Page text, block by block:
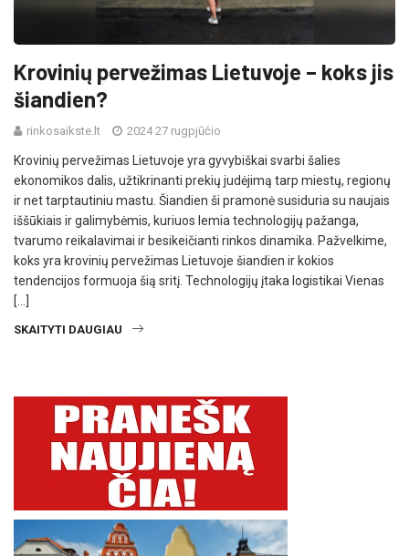
Krovinių pervežimas Lietuvoje – koks jis
šiandien?
rinkosaikste.lt 2024 27 rugpjūčio
Krovinių pervežimas Lietuvoje yra gyvybiškai svarbi šalies
ekonomikos dalis, užtikrinanti prekių judėjimą tarp miestų, regionų
ir net tarptautiniu mastu. Šiandien ši pramonė susiduria su naujais
iššūkiais ir galimybėmis, kuriuos lemia technologijų pažanga,
tvarumo reikalavimai ir besikeičianti rinkos dinamika. Pažvelkime,
koks yra krovinių pervežimas Lietuvoje šiandien ir kokios
tendencijos formuoja šią sritį. Technologijų įtaka logistikai Vienas
[…]
SKAITYTI DAUGIAU